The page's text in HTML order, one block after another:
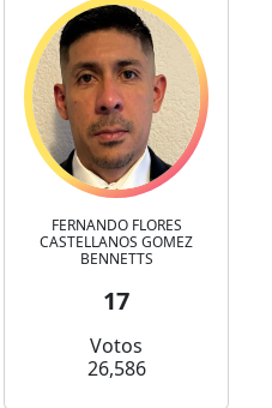
FERNANDO FLORES
CASTELLANOS GOMEZ
BENNETTS
17
Votos
26,586